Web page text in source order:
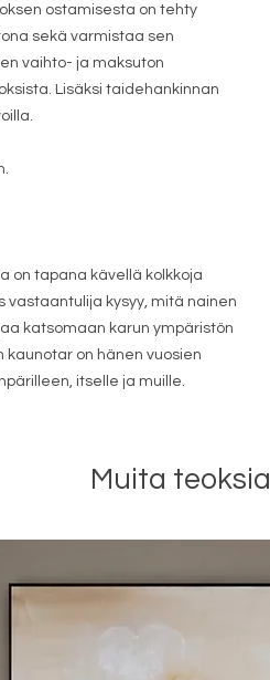
ostamisesta on tehty
sekä varmistaa sen
vaihto- ja maksuton
Lisäksi taidehankinnan
on tapana kävellä kolkkoja
vastaantulija kysyy, mitä nainen
katsomaan karun ympäristön
on hänen vuosien
itselle ja muille.
Muita teoksia